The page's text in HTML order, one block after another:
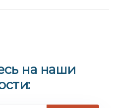
на наши